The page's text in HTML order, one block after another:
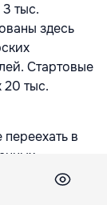
тыс.
здесь
Стартовые
20 тыс.
в
в рамках